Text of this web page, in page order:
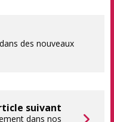
des nouveaux
suivant
dans nos